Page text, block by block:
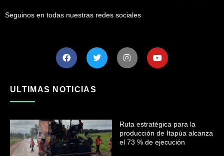
Seguinos en todas nuestras redes sociales
ULTIMAS NOTICIAS
Ruta estratégica para la
producción de Itapúa alcanza
el 73 % de ejecución